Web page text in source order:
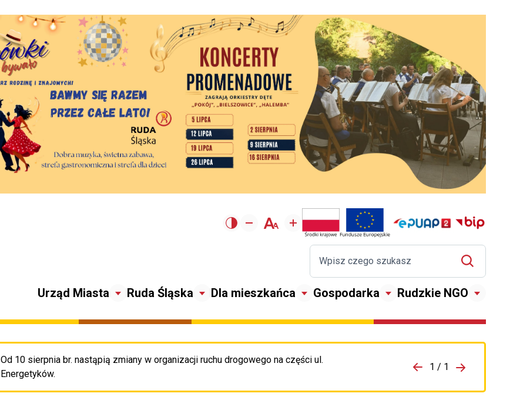
Urząd Miasta Ruda Śląska Dla mieszkańca Gospodarka Rudzkie NGO
Od 10 sierpnia br. nastąpią zmiany w organizacji ruchu drogowego na części ul.
Energetyków.
Przejdź do porzpedniego komunikatu 1 / 1
Przejdź do